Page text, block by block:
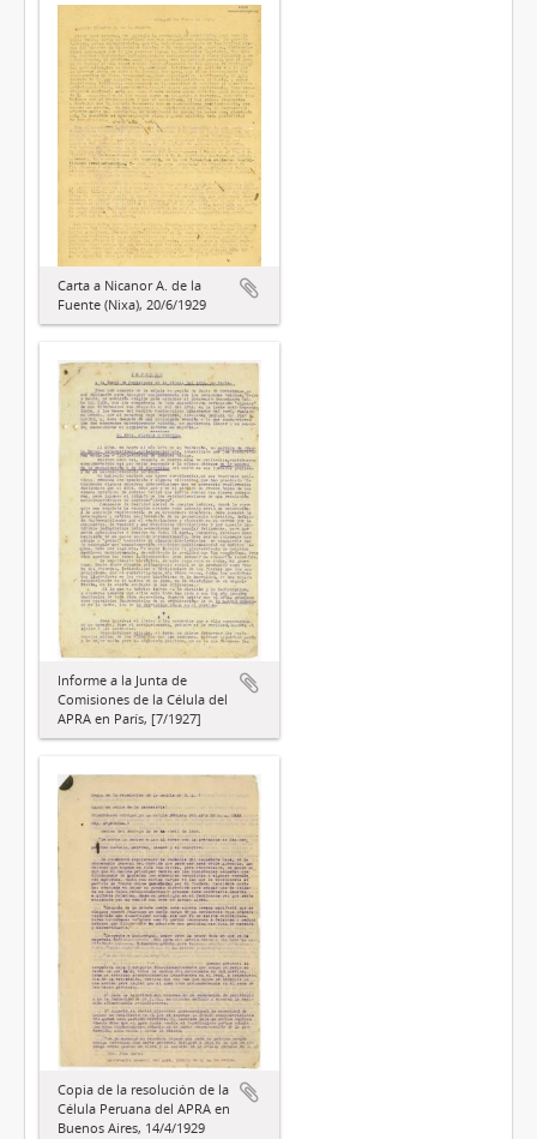
Carta a Nicanor A. de la
Fuente (Nixa), 20/6/1929
Informe a la Junta de
Comisiones de la Célula del
APRA en París, [7/1927]
Copia de la resolución de la
Célula Peruana del APRA en
Buenos Aires, 14/4/1929